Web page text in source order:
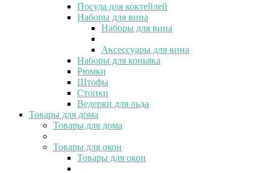
Посуда для коктейлей
Наборы для вина
Наборы для вина
Аксессуары для вина
Наборы для коньяка
Рюмки
Штофы
Стопки
Ведерки для льда
Товары для дома
Товары для дома
Товары для окон
Товары для окон